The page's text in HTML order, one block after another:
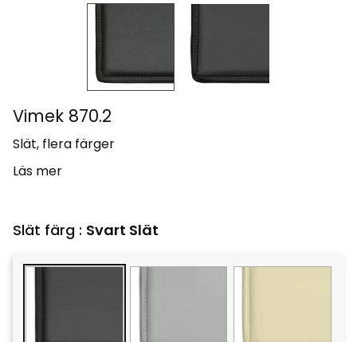
Vimek 870.2
Slät, flera färger
Läs mer
Slät färg : Svart Slät